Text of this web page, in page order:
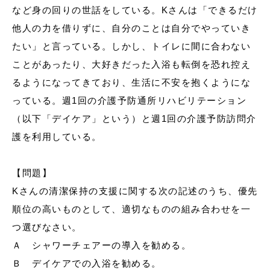
など身の回りの世話をしている。Kさんは「できるだけ
他人の力を借りずに、自分のことは自分でやっていき
たい」と言っている。しかし、トイレに間に合わない
ことがあったり、大好きだった入浴も転倒を恐れ控え
るようになってきており、生活に不安を抱くようにな
っている。週1回の介護予防通所リハビリテーション
（以下「デイケア」という）と週1回の介護予防訪問介
護を利用している。
【問題】
Kさんの清潔保持の支援に関する次の記述のうち、優先
順位の高いものとして、適切なものの組み合わせを一
つ選びなさい。
Ａ シャワーチェアーの導入を勧める。
Ｂ デイケアでの入浴を勧める。